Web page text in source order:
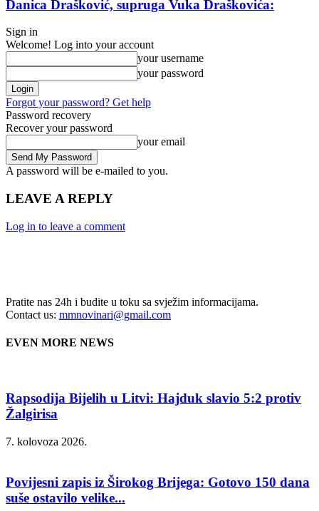
Danica Drašković, supruga Vuka Draškovića:
Sign in
Welcome! Log into your account
your username
your password
Forgot your password? Get help
Password recovery
Recover your password
your email
A password will be e-mailed to you.
LEAVE A REPLY
Log in to leave a comment
Pratite nas 24h i budite u toku sa svježim informacijama.
Contact us: mmnovinari@gmail.com
EVEN MORE NEWS
Rapsodija Bijelih u Litvi: Hajduk slavio 5:2 protiv
Žalgirisa
7. kolovoza 2026.
Povijesni zapis iz Širokog Brijega: Gotovo 150 dana
suše ostavilo velike...